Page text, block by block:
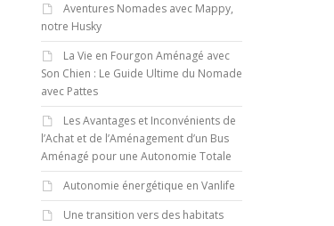
Aventures Nomades avec Mappy,
notre Husky
La Vie en Fourgon Aménagé avec
Son Chien : Le Guide Ultime du Nomade
avec Pattes
Les Avantages et Inconvénients de
l’Achat et de l’Aménagement d’un Bus
Aménagé pour une Autonomie Totale
Autonomie énergétique en Vanlife
Une transition vers des habitats